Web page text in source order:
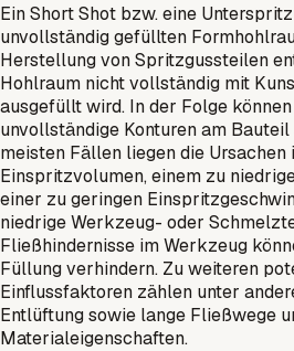
Ein Short Shot bzw. eine
unvollständig gefüllten
Herstellung von Spritzgussteilen
Hohlraum nicht vollständig mit
ausgefüllt wird. In der Folge
unvollständige Konturen am
meisten Fällen liegen die Ursachen
Einspritzvolumen, einem zu
einer zu geringen
niedrige Werkzeug- oder
Fließhindernisse im Werkzeug
Füllung verhindern. Zu weiteren
Einflussfaktoren zählen unter
Entlüftung sowie lange Fließwege
Materialeigenschaften.